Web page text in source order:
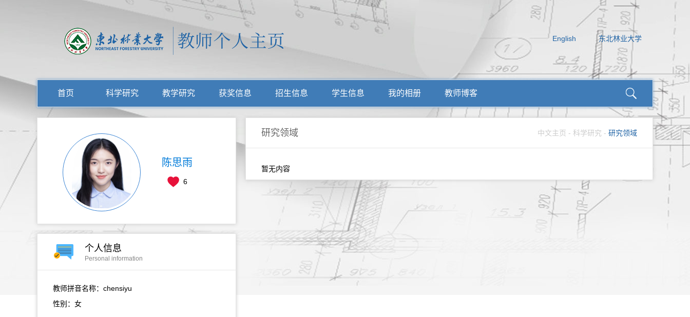
English 东北林业大学
首页 科学研究 教学研究 获奖信息 招生信息 学生信息 我的相册 教师博客
陈思雨
6
个人信息
Personal information
教师拼音名称：chensiyu
性别：女
研究领域 中文主页 - 科学研究 - 研究领域
暂无内容